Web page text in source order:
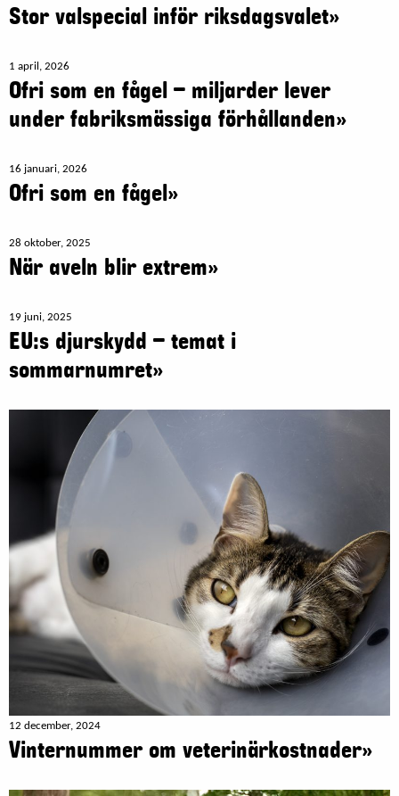
Stor valspecial inför riksdagsvalet»
1 april, 2026
Ofri som en fågel – miljarder lever
under fabriksmässiga förhållanden»
16 januari, 2026
Ofri som en fågel»
28 oktober, 2025
När aveln blir extrem»
19 juni, 2025
EU:s djurskydd – temat i
sommarnumret»
12 december, 2024
Vinternummer om veterinärkostnader»